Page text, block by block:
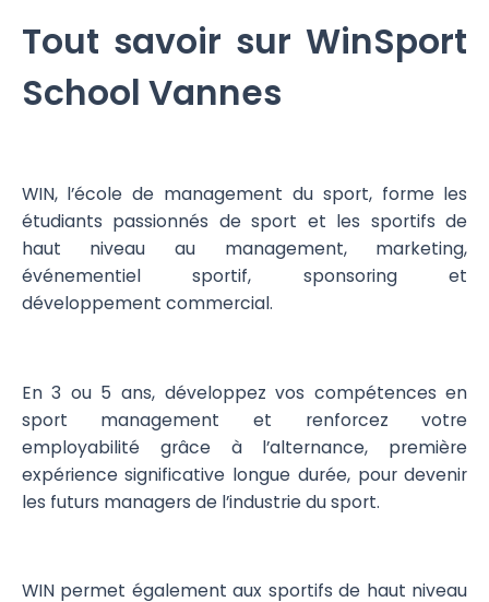
Tout savoir sur WinSport
School Vannes
WIN, l’école de management du sport, forme les
étudiants passionnés de sport et les sportifs de
haut niveau au management, marketing,
événementiel sportif, sponsoring et
développement commercial.
En 3 ou 5 ans, développez vos compétences en
sport management et renforcez votre
employabilité grâce à l’alternance, première
expérience significative longue durée, pour devenir
les futurs managers de l’industrie du sport.
WIN permet également aux sportifs de haut niveau